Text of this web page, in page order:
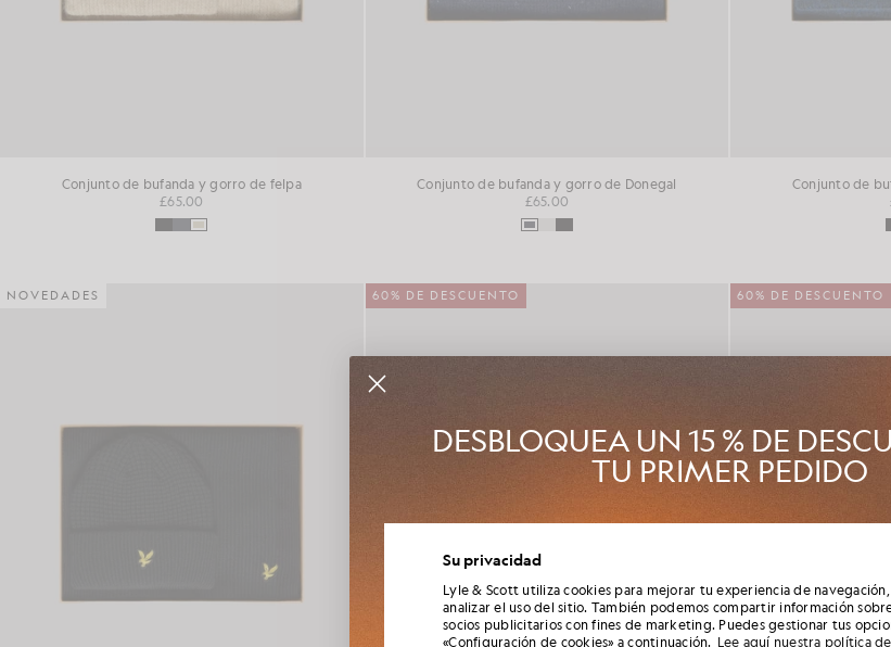
Conjunto de bufanda y gorro de felpa
£65.00
Conjunto de bufanda y gorro de Donegal
£65.00
Conjunto de
NOVEDADES 60% DE DESCUENTO 60% DE DESCUENTO
Su privacidad
Lyle & Scott utiliza cookies para mejorar tu experiencia de
analizar el uso del sitio. También podemos compartir información
socios publicitarios con fines de marketing. Puedes gestionar tus
«Configuración de cookies» a continuación. Lee aquí nuestra política
DESBLOQUEA UN 15 % DE
TU PRIMER PEDIDO
temporada, las colaboraciones y las rebajas de temporada
además de conseguir un código de bienvenida único